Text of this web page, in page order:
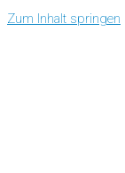
Zum Inhalt springen